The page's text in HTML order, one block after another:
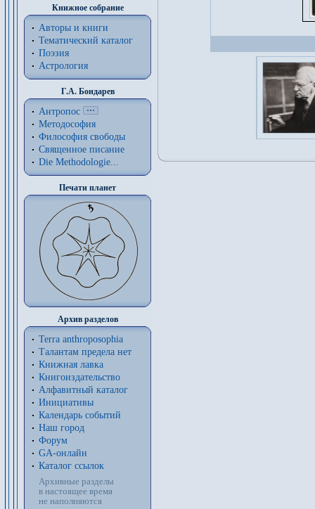
Книжное собрание
Авторы и книги
Тематический каталог
Поэзия
Астрология
Г.А. Бондарев
Антропос
Методософия
Философия cвободы
Священное писание
Die Methodologie...
Печати планет
Архив разделов
Terra anthroposophia
Талантам предела нет
Книжная лавка
Книгоиздательство
Алфавитный каталог
Инициативы
Календарь событий
Наш город
Форум
GA-онлайн
Каталог ссылок
Архивные разделы
в настоящее время
не наполняются